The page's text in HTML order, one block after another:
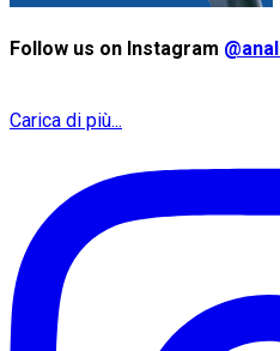
Follow us on Instagram
Carica di più...